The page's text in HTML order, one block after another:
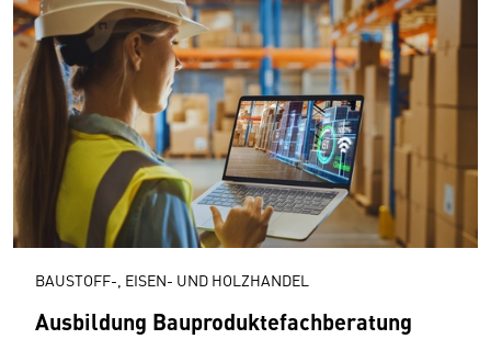
BAUSTOFF-, EISEN- UND HOLZHANDEL
Aus­bildung Bauprodukte­fachberatung